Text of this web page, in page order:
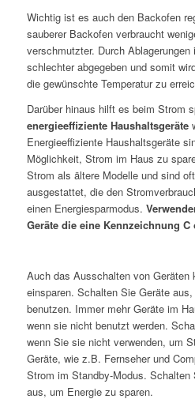
Wichtig ist es auch den Backofen
sauberer Backofen verbraucht
verschmutzter. Durch
schlechter abgegeben und somit
die gewünschte Temperatur zu
Darüber hinaus hilft es beim Strom
energieeffiziente Haushaltsgeräte
Energieeffiziente Haushaltsgeräte
Möglichkeit, Strom im Haus zu
Strom als ältere Modelle und sind
ausgestattet, die den
einen Energiesparmodus.
Geräte die eine Kennzeichnung
Auch das Ausschalten von Geräten
einsparen. Schalten Sie Geräte
benutzen. Immer mehr Geräte im
wenn sie nicht benutzt werden.
wenn Sie sie nicht verwenden, um
Geräte, wie z.B. Fernseher und
Strom im Standby-Modus.
aus, um Energie zu sparen.